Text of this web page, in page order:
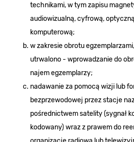
technikami, w tym zapisu
audiowizualną, cyfrową,
komputerową;
w zakresie obrotu
utrwalono - wprowadzanie do
najem egzemplarzy;
nadawanie za pomocą wizji lub
bezprzewodowej przez stacje
pośrednictwem satelity (sygnał
kodowany) wraz z prawem do